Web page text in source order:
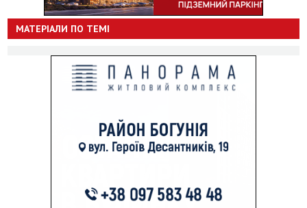
МАТЕРІАЛИ ПО ТЕМІ